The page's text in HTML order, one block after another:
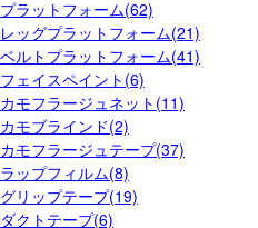
プラットフォーム(62)
レッグプラットフォーム(21)
ベルトプラットフォーム(41)
フェイスペイント(6)
カモフラージュネット(11)
カモブラインド(2)
カモフラージュテープ(37)
ラップフィルム(8)
グリップテープ(19)
ダクトテープ(6)